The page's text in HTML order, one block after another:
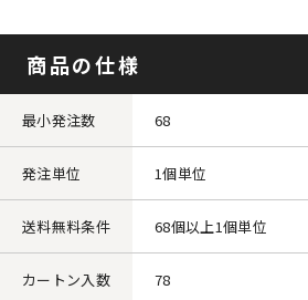
商品の仕様
最小発注数 68
発注単位 1個単位
送料無料条件 68個以上1個単位
カートン入数 78